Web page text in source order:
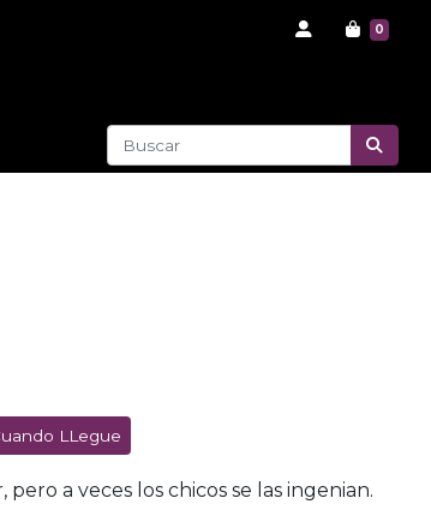
0
LLegue
a veces los chicos se las ingenian.